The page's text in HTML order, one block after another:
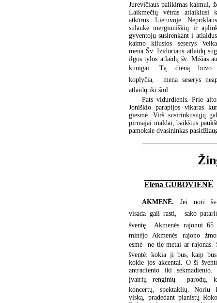
Jurevičiaus palikimas kaimui,
Laikmečių vėtras atlaikiusi
atkūrus Lietuvoje
sulaukė mergiūniškių ir
gyventojų susirenkant į
kaimo kilusios seserys
mena Šv. Izidoriaus atlaidų
ilgos tylos atlaidų šv. Mišias
kunigai. Tą dieną buvo
koplyčia,  mena seserys
atlaidų iki šiol.
Pats vidurdienis. Prie
Joniškio parapijos vikaras
giesmė. Virš susirinkusiųjų
pirmajai maldai, baikštus
pamoksle dvasininkas
Elena GUBOVIENĖ
AKMENĖ. Jei nori
visada gali rasti,  sako
šventę  Akmenės rajonui 65
minėjo Akmenės rajono
esmė  ne tie metai ar rajonas.
šventė: kokia ji bus, kaip bus
kokie jos akcentai. O ši
antradienio iki sekmadienio.
įvairių renginių  parodų,
koncertų, spektaklių. Noriu
viską, pradedant pianistų